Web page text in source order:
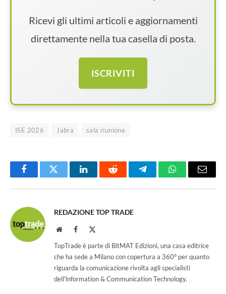
Ricevi gli ultimi articoli e aggiornamenti
direttamente nella tua casella di posta.
ISCRIVITI
ISE 2026 Jabra sala riunione
FacebookTwitter LinkedInReddit TelegramWhatsAppEmail
REDAZIONE TOP TRADE
WebsiteFacebook
TopTrade è parte di BitMAT Edizioni, una casa editrice
che ha sede a Milano con copertura a 360° per quanto
riguarda la comunicazione rivolta agli specialisti
dell'lnformation & Communication Technology.